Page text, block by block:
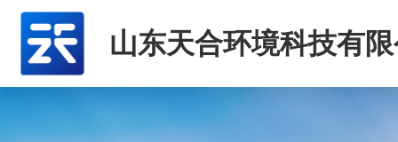
山东天合环境科技有